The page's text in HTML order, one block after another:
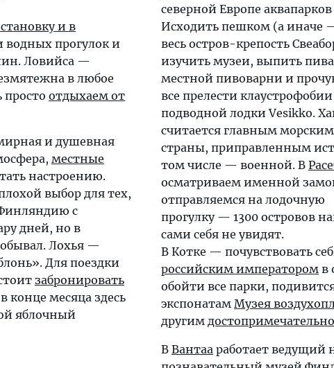
и в
водных прогулок и
Ловийса —
в любое
просто отдыхаем от
и душевная
местные
настроению.
выбор для тех,
с
дней, но в
Лохья —
Для поездки
забронировать
конце месяца здесь
яблочный
северной Европе
Исходить пешком (а иначе
весь остров-крепость
изучить музеи, выпить
местной пивоварни и
все прелести
подводной лодки Vesikko.
считается главным
страны, приправленным
том числе — военной. В
осматриваем именной
отправляемся на лодочную
прогулку — 1300 островов
сами себя не увидят.
В Котке — почувствовать
российским императором в
обойти все парки,
экспонатам Музея
другим
В Вантаа работает ведущий